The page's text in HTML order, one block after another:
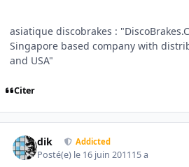
asiatique discobrakes :
Singapore based company with
and USA"
Citer
dik Addicted
Posté(e) le 16 juin 201115 a